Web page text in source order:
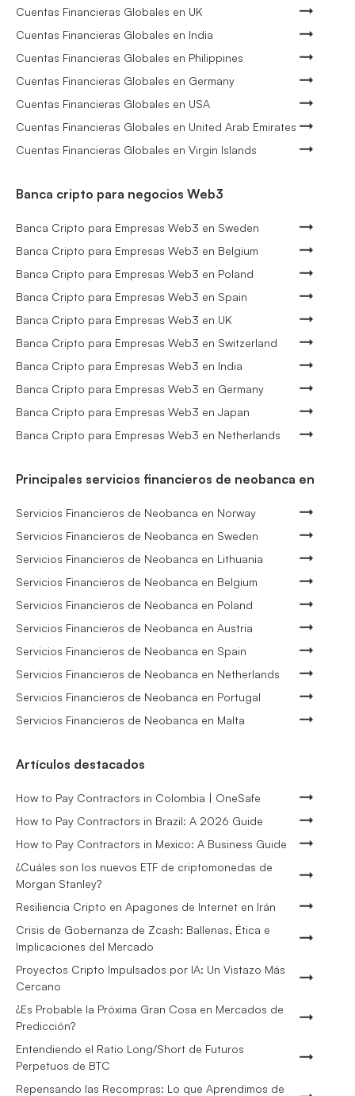
Cuentas Financieras Globales en UK
Cuentas Financieras Globales en India
Cuentas Financieras Globales en Philippines
Cuentas Financieras Globales en Germany
Cuentas Financieras Globales en USA
Cuentas Financieras Globales en United Arab Emirates
Cuentas Financieras Globales en Virgin Islands
Banca cripto para negocios Web3
Banca Cripto para Empresas Web3 en Sweden
Banca Cripto para Empresas Web3 en Belgium
Banca Cripto para Empresas Web3 en Poland
Banca Cripto para Empresas Web3 en Spain
Banca Cripto para Empresas Web3 en UK
Banca Cripto para Empresas Web3 en Switzerland
Banca Cripto para Empresas Web3 en India
Banca Cripto para Empresas Web3 en Germany
Banca Cripto para Empresas Web3 en Japan
Banca Cripto para Empresas Web3 en Netherlands
Principales servicios financieros de neobanca en
Servicios Financieros de Neobanca en Norway
Servicios Financieros de Neobanca en Sweden
Servicios Financieros de Neobanca en Lithuania
Servicios Financieros de Neobanca en Belgium
Servicios Financieros de Neobanca en Poland
Servicios Financieros de Neobanca en Austria
Servicios Financieros de Neobanca en Spain
Servicios Financieros de Neobanca en Netherlands
Servicios Financieros de Neobanca en Portugal
Servicios Financieros de Neobanca en Malta
Artículos destacados
How to Pay Contractors in Colombia | OneSafe
How to Pay Contractors in Brazil: A 2026 Guide
How to Pay Contractors in Mexico: A Business Guide
¿Cuáles son los nuevos ETF de criptomonedas de
Morgan Stanley?
Resiliencia Cripto en Apagones de Internet en Irán
Crisis de Gobernanza de Zcash: Ballenas, Ética e
Implicaciones del Mercado
Proyectos Cripto Impulsados por IA: Un Vistazo Más
Cercano
¿Es Probable la Próxima Gran Cosa en Mercados de
Predicción?
Entendiendo el Ratio Long/Short de Futuros
Perpetuos de BTC
Repensando las Recompras: Lo que Aprendimos de